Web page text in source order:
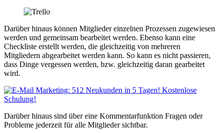
Darüber hinaus können Mitglieder einzelnen Prozessen zugewiesen
werden und gemeinsam bearbeitet werden. Ebenso kann eine
Checkliste erstellt werden, die gleichzeitig von mehreren
Mitgliedern abgearbeitet werden kann. So kann es nicht passieren,
dass Dinge vergessen werden, bzw. gleichzeitig daran gearbeitet
wird.
Darüber hinaus sind über eine Kommentarfunktion Fragen oder
Probleme jederzeit für alle Mitglieder sichtbar.